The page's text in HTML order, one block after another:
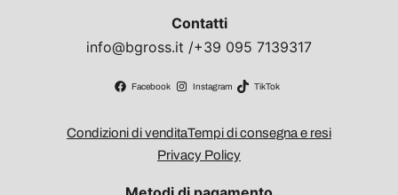
Contatti
info@bgross.it /+39 095 7139317
Facebook Instagram TikTok
Condizioni di venditaTempi di consegna e resi
Privacy Policy